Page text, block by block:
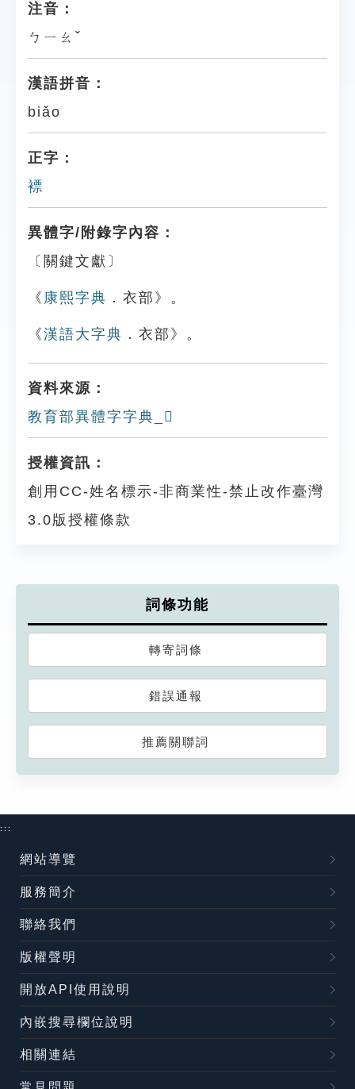
注音：
ㄅㄧㄠˇ
漢語拼音：
biǎo
正字：
褾
異體字/附錄字內容：
〔關鍵文獻〕
《 康熙字典 ．衣部》。
《漢語大字典 ．衣部》。
資料來源：
教育部異體字字典_𧝼
授權資訊：
創用CC-姓名標示-非商業性-禁止改作臺灣
3.0版授權條款
詞條功能
轉寄詞條
錯誤通報
推薦關聯詞
:::
網站導覽
服務簡介
聯絡我們
版權聲明
開放API使用說明
內嵌搜尋欄位說明
相關連結